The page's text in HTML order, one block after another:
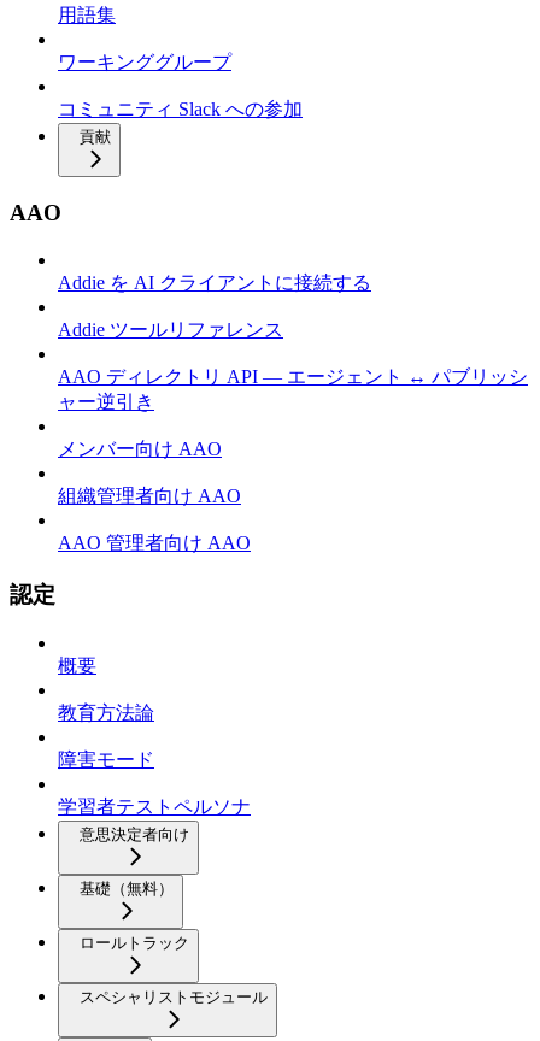
用語集
ワーキンググループ
コミュニティ Slack への参加
貢献
AAO
Addie を AI クライアントに接続する
Addie ツールリファレンス
AAO ディレクトリ API — エージェント ↔ パブリッシ
ャー逆引き
メンバー向け AAO
組織管理者向け AAO
AAO 管理者向け AAO
認定
概要
教育方法論
障害モード
学習者テストペルソナ
意思決定者向け
基礎（無料）
ロールトラック
スペシャリストモジュール